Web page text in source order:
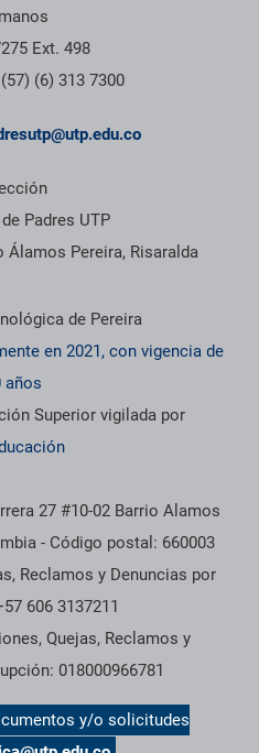
Ext. 498
(6) 313 7300
Padres UTP
Álamos Pereira, Risaralda
de Pereira
en 2021, con vigencia de
años
Superior vigilada por
27 #10-02 Barrio Alamos
- Código postal: 660003
Reclamos y Denuncias por
606 3137211
Quejas, Reclamos y
018000966781
y/o solicitudes